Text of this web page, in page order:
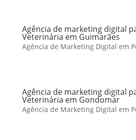
Agência de marketing digital
Veterinária em Guimarães
Agência de Marketing Digital em
Agência de marketing digital
Veterinária em Gondomar
Agência de Marketing Digital em